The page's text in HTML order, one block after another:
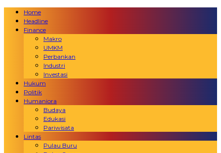
Home
Headline
Finance
Makro
UMKM
Perbankan
Industri
Investasi
Hukum
Politik
Humaniora
Budaya
Edukasi
Pariwisata
Lintas
Pulau Buru